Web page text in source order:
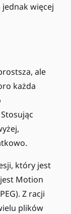
więcej
ale
każda
który jest
Motion
Z racji
plików